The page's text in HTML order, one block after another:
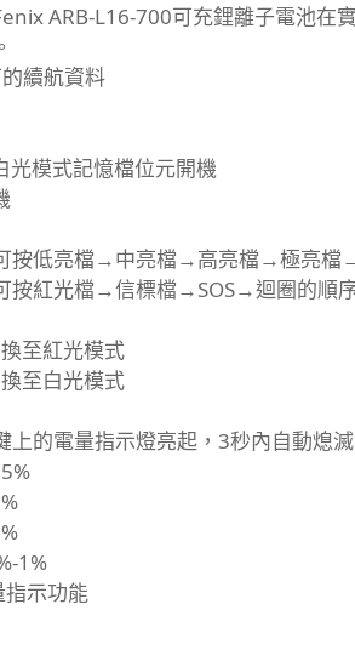
ARB-L16-700可充鋰離子電池在
續航資料
光模式記憶檔位元開機
按低亮檔→中亮檔→高亮檔→極亮檔
按紅光檔→信標檔→SOS→迴圈的順
至紅光模式
至白光模式
的電量指示燈亮起，3秒內自動熄滅
1%
示功能